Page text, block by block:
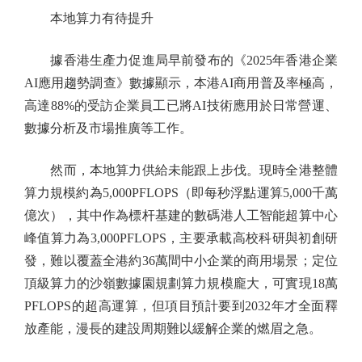
本地算力有待提升
據香港生產力促進局早前發布的《2025年香港企業
AI應用趨勢調查》數據顯示，本港AI商用普及率極高，
高達88%的受訪企業員工已將AI技術應用於日常營運、
數據分析及市場推廣等工作。
然而，本地算力供給未能跟上步伐。現時全港整體
算力規模約為5,000PFLOPS（即每秒浮點運算5,000千萬
億次），其中作為標杆基建的數碼港人工智能超算中心
峰值算力為3,000PFLOPS，主要承載高校科研與初創研
發，難以覆蓋全港約36萬間中小企業的商用場景；定位
頂級算力的沙嶺數據園規劃算力規模龐大，可實現18萬
PFLOPS的超高運算，但項目預計要到2032年才全面釋
放產能，漫長的建設周期難以緩解企業的燃眉之急。